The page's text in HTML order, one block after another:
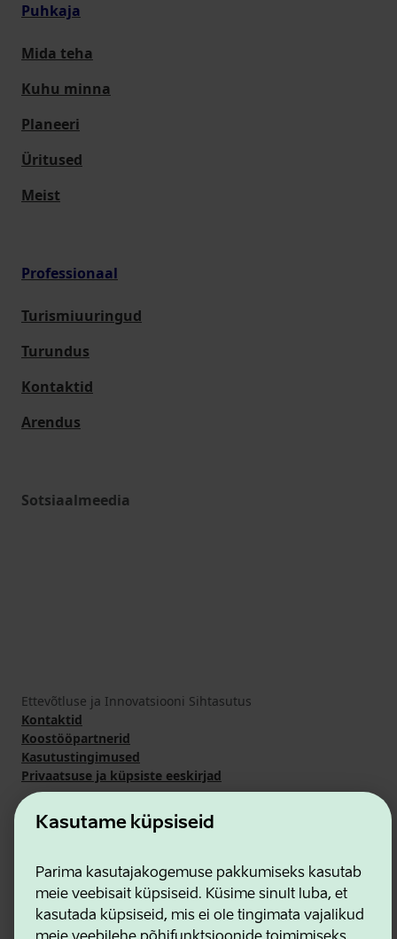
Kasutame küpsiseid
Parima kasutajakogemuse pakkumiseks kasutab
meie veebisait küpsiseid. Küsime sinult luba, et
kasutada küpsiseid, mis ei ole tingimata vajalikud
Puhkaja
Mida teha
Kuhu minna
Planeeri
Üritused
Meist
Professionaal
Turismiuuringud
Turundus
Kontaktid
Arendus
Sotsiaalmeedia
Ettevõtluse ja Innovatsiooni Sihtasutus
Kontaktid
Koostööpartnerid
Kasutustingimused
Privaatsuse ja küpsiste eeskirjad